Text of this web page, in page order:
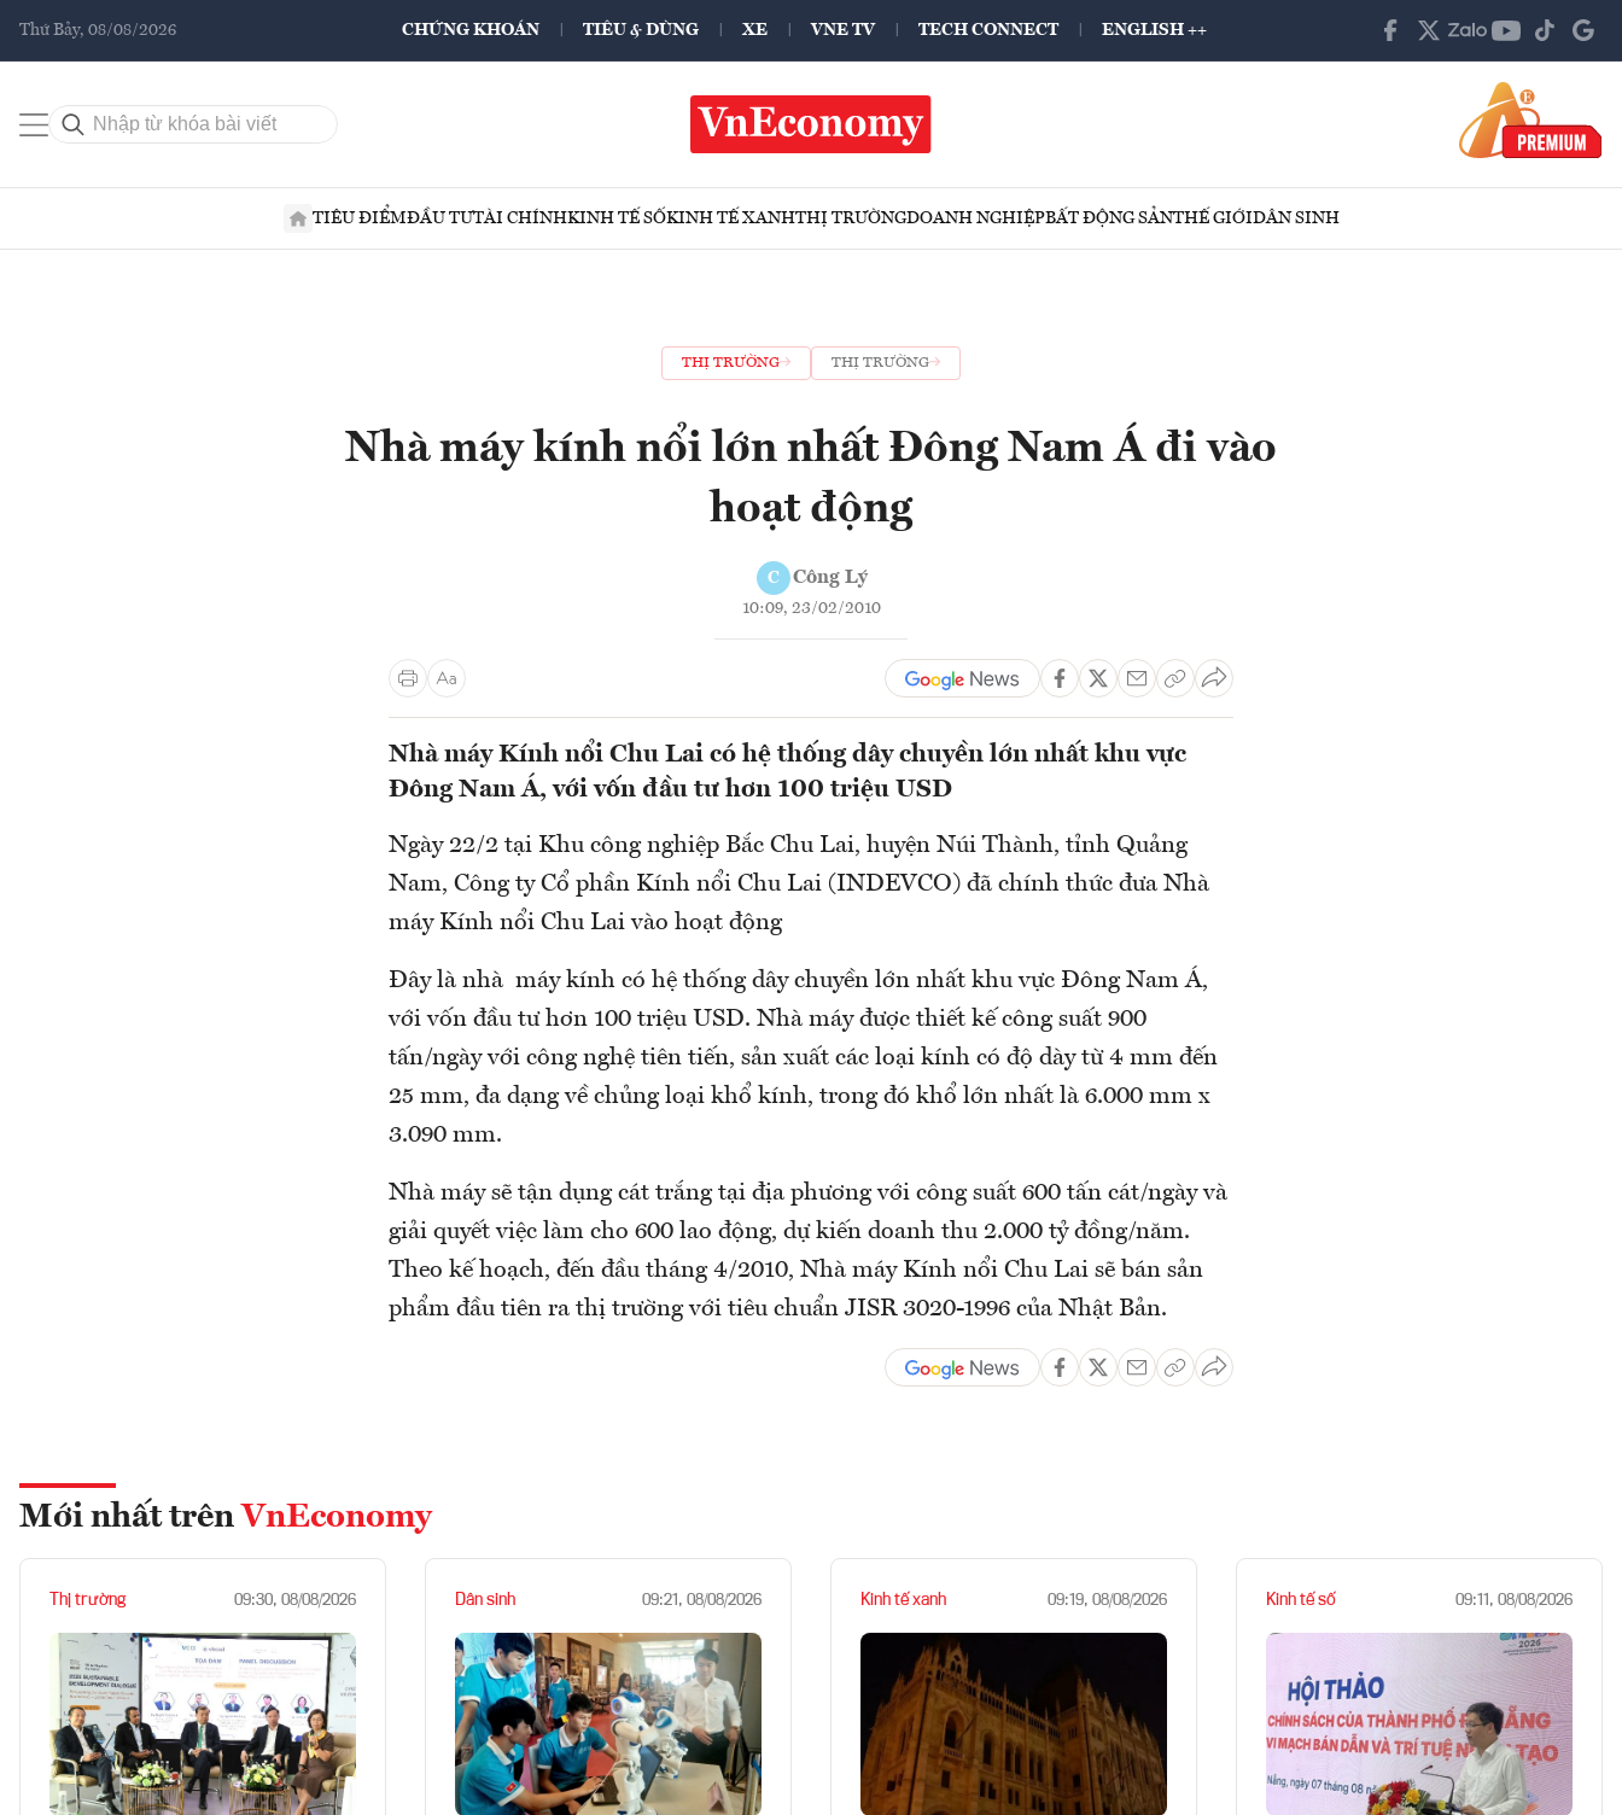
Thứ Bảy, 08/08/2026 CHỨNG KHOÁN TIÊU & DÙNG XE VNE TV TECH CONNECT ENGLISH ++
TIÊU ĐIỂMĐẦU TƯTÀI CHÍNHKINH TẾ SỐKINH TẾ XANHTHỊ TRƯỜNGDOANH NGHIỆPBẤT ĐỘNG SẢNTHẾ GIỚIDÂN SINH
THỊ TRƯỜNG THỊ TRƯỜNG
Nhà máy kính nổi lớn nhất Đông Nam Á đi vào
hoạt động
C Công Lý
10:09, 23/02/2010
Nhà máy Kính nổi Chu Lai có hệ thống dây chuyền lớn nhất khu vực
Đông Nam Á, với vốn đầu tư hơn 100 triệu USD
Ngày 22/2 tại Khu công nghiệp Bắc Chu Lai, huyện Núi Thành, tỉnh Quảng
Nam, Công ty Cổ phần Kính nổi Chu Lai (INDEVCO) đã chính thức đưa Nhà
máy Kính nổi Chu Lai vào hoạt động
Đây là nhà máy kính có hệ thống dây chuyền lớn nhất khu vực Đông Nam Á,
với vốn đầu tư hơn 100 triệu USD. Nhà máy được thiết kế công suất 900
tấn/ngày với công nghệ tiên tiến, sản xuất các loại kính có độ dày từ 4 mm đến
25 mm, đa dạng về chủng loại khổ kính, trong đó khổ lớn nhất là 6.000 mm x
3.090 mm.
Nhà máy sẽ tận dụng cát trắng tại địa phương với công suất 600 tấn cát/ngày và
giải quyết việc làm cho 600 lao động, dự kiến doanh thu 2.000 tỷ đồng/năm.
Theo kế hoạch, đến đầu tháng 4/2010, Nhà máy Kính nổi Chu Lai sẽ bán sản
phẩm đầu tiên ra thị trường với tiêu chuẩn JISR 3020-1996 của Nhật Bản.
Mới nhất trên VnEconomy
Thị trường 09:30, 08/08/2026 Dân sinh 09:21, 08/08/2026 Kinh tế xanh 09:19, 08/08/2026 Kinh tế số 09:11, 08/08/2026